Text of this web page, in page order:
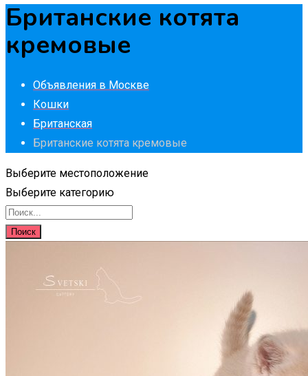
Британские котята
кремовые
Объявления в Москве
Кошки
Британская
Британские котята кремовые
Выберите местоположение
Выберите категорию
Поиск